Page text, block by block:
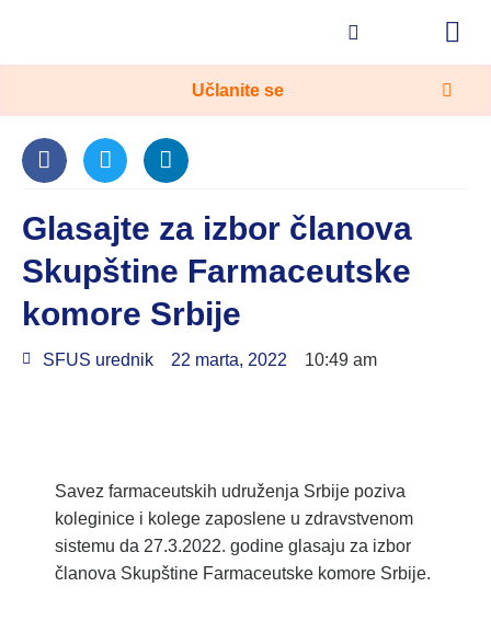
Učlanite se
Glasajte za izbor članova
Skupštine Farmaceutske
komore Srbije
SFUS urednik 22 marta, 2022 10:49 am
Savez farmaceutskih udruženja Srbije poziva
koleginice i kolege zaposlene u zdravstvenom
sistemu da 27.3.2022. godine glasaju za izbor
članova Skupštine Farmaceutske komore Srbije.